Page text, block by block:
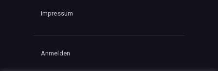
Impressum
Anmelden